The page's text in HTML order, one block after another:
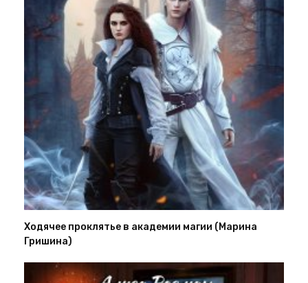
Ходячее проклятье в академии магии (Марина
Гришина)